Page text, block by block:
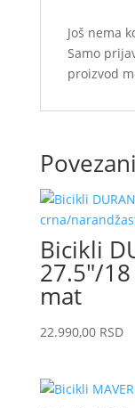
Još nema
Samo
proizvod
Bicikli
27.5″/
mat
22.990,00 RSD